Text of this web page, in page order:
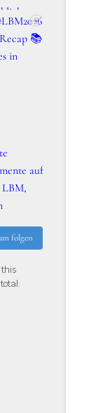
auf
folgen
this